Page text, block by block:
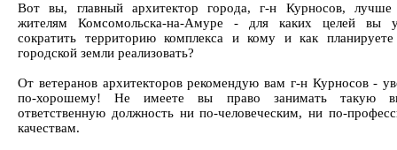
Вот вы, главный архитектор города, г-н Курносов, лучше
жителям Комсомольска-на-Амуре - для каких целей вы
сократить территорию комплекса и кому и как
городской земли реализовать?
От ветеранов архитекторов рекомендую вам г-н Курносов -
по-хорошему! Не имеете вы право занимать такую
ответственную должность ни по-человеческим, ни по-
качествам.